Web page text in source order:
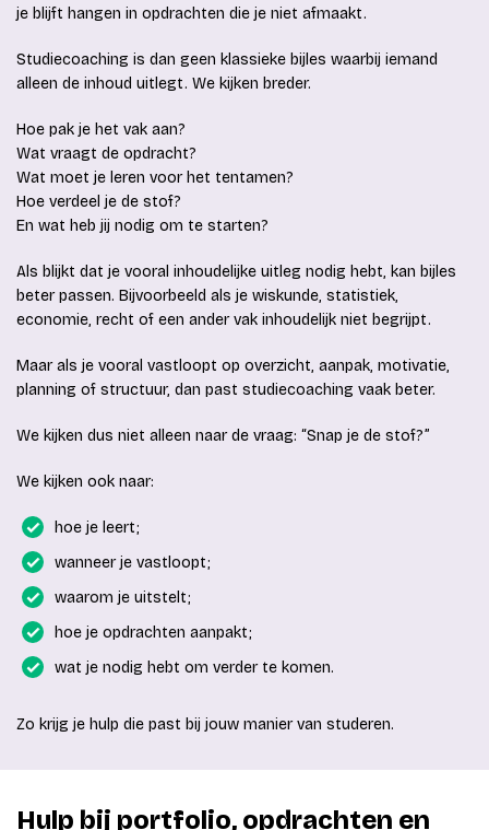
je blijft hangen in opdrachten die je niet afmaakt.
Studiecoaching is dan geen klassieke bijles waarbij iemand
alleen de inhoud uitlegt. We kijken breder.
Hoe pak je het vak aan?
Wat vraagt de opdracht?
Wat moet je leren voor het tentamen?
Hoe verdeel je de stof?
En wat heb jij nodig om te starten?
Als blijkt dat je vooral inhoudelijke uitleg nodig hebt, kan bijles
beter passen. Bijvoorbeeld als je wiskunde, statistiek,
economie, recht of een ander vak inhoudelijk niet begrijpt.
Maar als je vooral vastloopt op overzicht, aanpak, motivatie,
planning of structuur, dan past studiecoaching vaak beter.
We kijken dus niet alleen naar de vraag: “Snap je de stof?”
We kijken ook naar:
hoe je leert;
wanneer je vastloopt;
waarom je uitstelt;
hoe je opdrachten aanpakt;
wat je nodig hebt om verder te komen.
Zo krijg je hulp die past bij jouw manier van studeren.
Hulp bij portfolio, opdrachten en